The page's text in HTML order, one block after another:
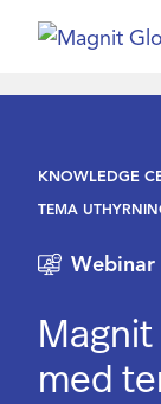
Lösningar
Info
Leverantörer
KNOWLEDGE
TEMA
Webinar
med